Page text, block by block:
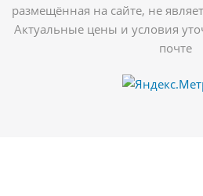
размещённая на сайте, не
Актуальные цены и условия
почте